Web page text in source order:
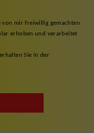
von mir freiwillig gemachten
erhoben und verarbeitet
Sie in der